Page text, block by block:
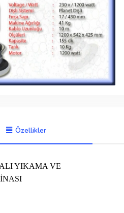
Özellikler
YIKAMA VE